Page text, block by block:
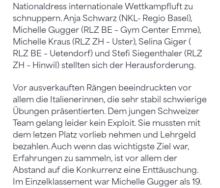
Nationaldress internationale Wettkampfluft zu
schnuppern. Anja Schwarz (NKL- Regio Basel),
Michelle Gugger (RLZ BE – Gym Center Emme),
Michelle Kraus (RLZ ZH – Uster), Selina Giger (
RLZ BE – Uetendorf) und Stefi Siegenthaler (RLZ
ZH – Hinwil) stellten sich der Herausforderung.
Vor ausverkauften Rängen beeindruckten vor
allem die Italienerinnen, die sehr stabil schwierige
Übungen präsentierten. Dem jungen Schweizer
Team gelang leider kein Exploit. Sie mussten mit
dem letzen Platz vorlieb nehmen und Lehrgeld
bezahlen. Auch wenn das wichtigste Ziel war,
Erfahrungen zu sammeln, ist vor allem der
Abstand auf die Konkurrenz eine Enttäuschung.
Im Einzelklassement war Michelle Gugger als 19.